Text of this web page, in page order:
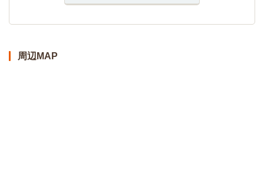
周辺MAP